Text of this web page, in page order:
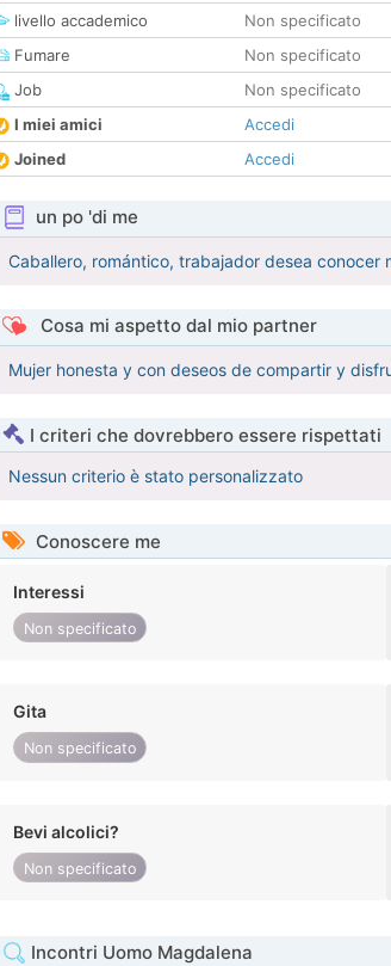
livello accademico
Non specificato
Fumare
Non specificato
Job
Non specificato
I miei amici
Accedi
Joined
Accedi
un po 'di me
Caballero, romántico, trabajador desea conocer
Cosa mi aspetto dal mio partner
Mujer honesta y con deseos de compartir y
I criteri che dovrebbero essere rispettati
Nessun criterio è stato personalizzato
Conoscere me
Interessi
Non specificato
Gita
Non specificato
Bevi alcolici?
Non specificato
Incontri Uomo Magdalena